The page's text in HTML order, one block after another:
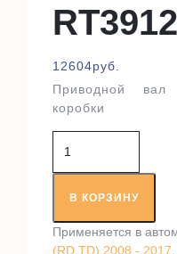
12604руб.
Приводной
коробки
товара
Приводной
валВ КОРЗИНУ
Применяется в
(RD,TD) 2008 - 2017